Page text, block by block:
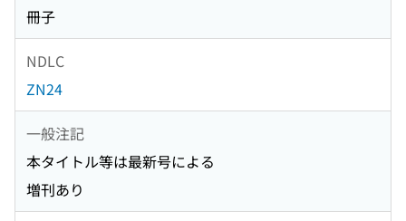
冊子
NDLC
ZN24
一般注記
本タイトル等は最新号による
増刊あり